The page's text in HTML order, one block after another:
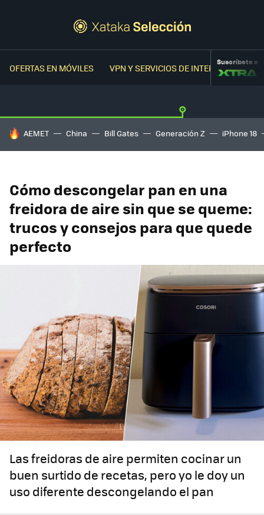
OFERTAS EN MÓVILES VPN Y SERVICIOS DE INTERNETSuscríbete a
HOY SE HABLA DE
AEMET China Bill Gates Generación Z iPhone 18
Cómo descongelar pan en una
freidora de aire sin que se queme:
trucos y consejos para que quede
perfecto
Las freidoras de aire permiten cocinar un
buen surtido de recetas, pero yo le doy un
uso diferente descongelando el pan